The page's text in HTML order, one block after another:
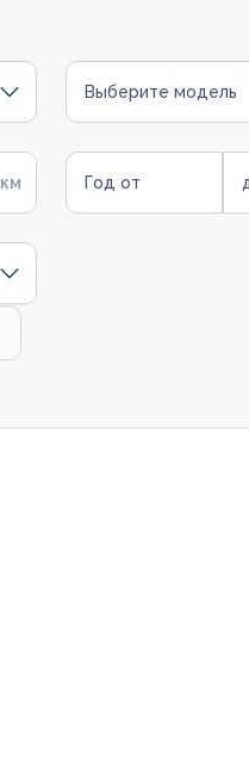
Выберите модель
Год от